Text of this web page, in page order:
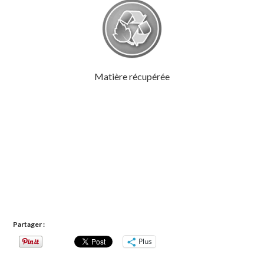
Matière récupérée
Partager :
Plus